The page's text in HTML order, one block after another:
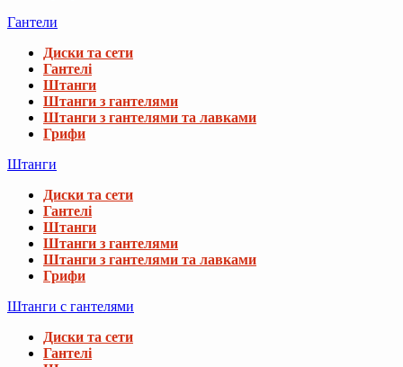
Гантели
Диски та сети
Гантелі
Штанги
Штанги з гантелями
Штанги з гантелями та лавками
Грифи
Штанги
Диски та сети
Гантелі
Штанги
Штанги з гантелями
Штанги з гантелями та лавками
Грифи
Штанги с гантелями
Диски та сети
Гантелі